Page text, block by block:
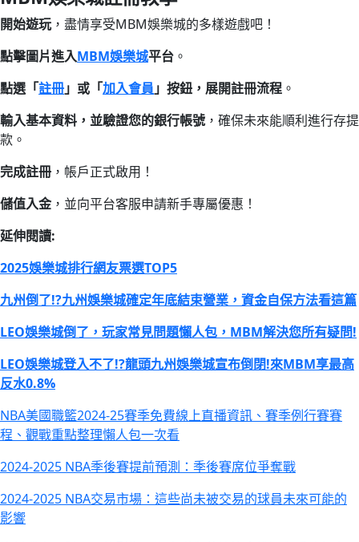
開始遊玩，盡情享受MBM娛樂城的多樣遊戲吧！
點擊圖片進入MBM娛樂城平台 。
點選「註冊」或「加入會員 」按鈕，展開註冊流程 。
輸入基本資料，並驗證您的銀行帳號 ，確保未來能順利進行存提
款。
完成註冊 ，帳戶正式啟用！
儲值入金，並向平台客服申請新手專屬優惠！
延伸閱讀:
2025娛樂城排行網友票選TOP5
九州倒了!?九州娛樂城確定年底結束營業，資金自保方法看這篇
LEO娛樂城倒了，玩家常見問題懶人包，MBM解決您所有疑問!
LEO娛樂城登入不了!?龍頭九州娛樂城宣布倒閉!來MBM享最高
反水0.8%
NBA美國職籃2024-25賽季免費線上直播資訊、賽季例行賽賽
程、觀戰重點整理懶人包一次看
2024-2025 NBA季後賽提前預測：季後賽席位爭奪戰
2024-2025 NBA交易市場：這些尚未被交易的球員未來可能的
影響